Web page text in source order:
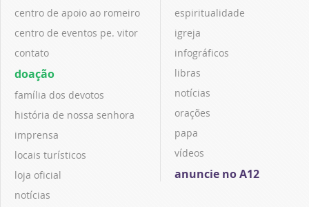
centro de apoio ao romeiro
centro de eventos pe. vitor
contato
doação
família dos devotos
história de nossa senhora
imprensa
locais turísticos
loja oficial
notícias
espiritualidade
igreja
infográficos
libras
notícias
orações
papa
vídeos
anuncie no A12